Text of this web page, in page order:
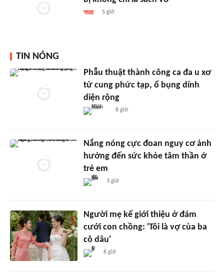
5 giờ
TIN NÓNG
Phẫu thuật thành công ca đa u xơ
tử cung phức tạp, ổ bụng dính
diện rộng
6 giờ
Nắng nóng cực đoan nguy cơ ảnh
hưởng đến sức khỏe tâm thần ở
trẻ em
3 giờ
Người mẹ kế giới thiệu ở đám
cưới con chồng: 'Tôi là vợ của ba
cô dâu'
6 giờ